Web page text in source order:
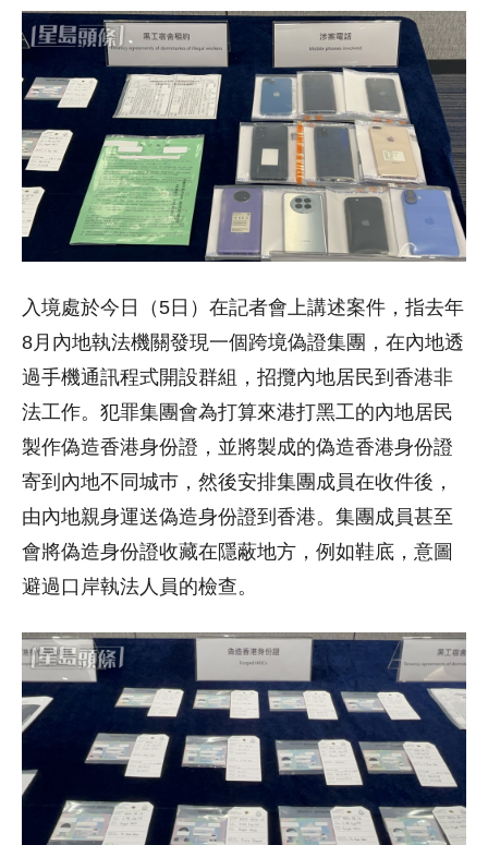
入境處於今日（5日）在記者會上講述案件，指去年
8月內地執法機關發現一個跨境偽證集團，在內地透
過手機通訊程式開設群組，招攬內地居民到香港非
法工作。犯罪集團會為打算來港打黑工的內地居民
製作偽造香港身份證，並將製成的偽造香港身份證
寄到內地不同城巿，然後安排集團成員在收件後，
由內地親身運送偽造身份證到香港。集團成員甚至
會將偽造身份證收藏在隱蔽地方，例如鞋底，意圖
避過口岸執法人員的檢查。